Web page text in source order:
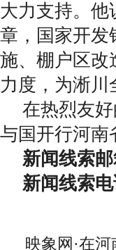
大力支持。他
章，国家开发
施、棚户区改
力度，为淅
在热烈友
与国开行河南
新闻线索
新闻线索
映象网·在